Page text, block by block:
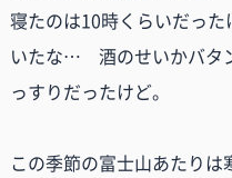
寝たのは10時くらいだっ
いたな… 酒のせいかバタ
っすりだったけど。
この季節の富士山あたりは